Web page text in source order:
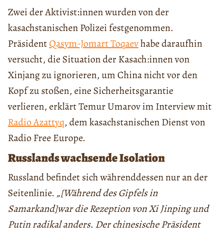
Zwei der Aktivist:innen wurden von der
kasachstanischen Polizei festgenommen.
PräsidentQasym-Jomart Toqaevhabe daraufhin
versucht, die Situation der Kasach:innen von
Xinjang zu ignorieren, um China nicht vor den
Kopf zu stoßen, eine Sicherheitsgarantie
verlieren, erklärt Temur Umarov im Interview mit
Radio Azattyq, dem kasachstanischen Dienst von
Radio Free Europe.
Russlands wachsende Isolation
Russland befindet sich währenddessen nur an der
Seitenlinie.„[Während des Gipfels in
Samarkand]war die Rezeption von Xi Jinping und
Putin radikal anders. Der chinesische Präsident